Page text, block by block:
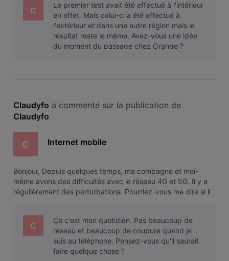
C
Le premier test avait été effectué à l'intérieur
en effet. Mais celui-ci a été effectué à
l'extérieur et dans une autre région mais le
résultat reste le même. Avez-vous une idée
du moment du passage chez Orange ?
Claudyfo a commenté sur la publication de
Claudyfo
C Internet mobile
Bonjour, Depuis quelques temps, ma compagne et moi-
même avons des difficultés avec le réseau 4G et 5G. Il y a
régulièrement des perturbations. Pourriez-vous me dire si il
C
Ça c'est mon quotidien. Pas beaucoup de
réseau et beaucoup de coupure quand je
suis au téléphone. Pensez-vous qu'il saurait
faire quelque chose ?